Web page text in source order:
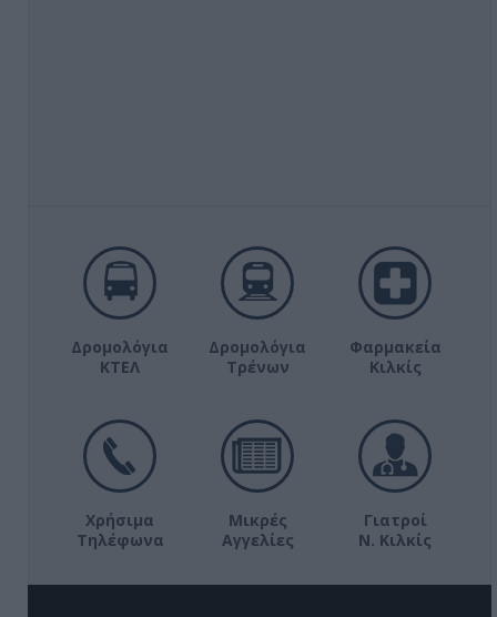
Δρομολόγια
ΚΤΕΛ
Δρομολόγια
Τρένων
Φαρμακεία
Κιλκίς
Χρήσιμα
Τηλέφωνα
Μικρές
Αγγελίες
Γιατροί
Ν. Κιλκίς